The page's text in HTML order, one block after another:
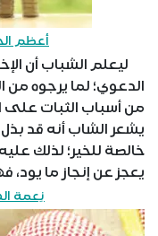
أعظم
ليعلم الشباب أن
الدعوي؛ لما يرجوه من
من أسباب الثبات على
يشعر الشاب أنه قد
خالصة للخير؛ لذلك عليه
يعجز عن إنجاز ما يود،
نِعمة